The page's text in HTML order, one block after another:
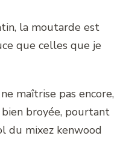
la moutarde est
que celles que je
maîtrise pas encore,
broyée, pourtant
du mixez kenwood